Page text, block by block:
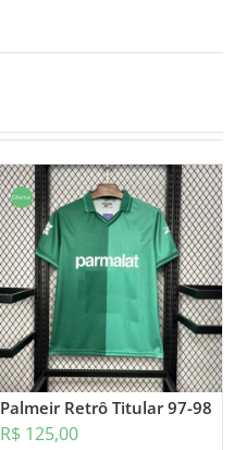
Oferta!
Palmeir Retrô Titular 97-98
R$ 125,00